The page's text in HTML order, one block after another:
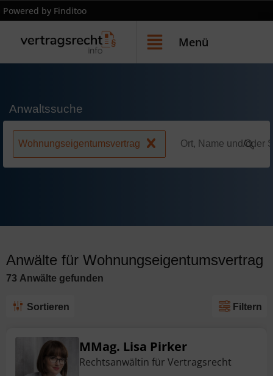
Powered by Finditoo
Menü
Anwaltssuche
Wohnungseigentumsvertrag
Anwälte für Wohnungseigentumsvertrag
73 Anwälte gefunden
Sortieren Filtern
MMag. Lisa Pirker
Rechtsanwältin für Vertragsrecht